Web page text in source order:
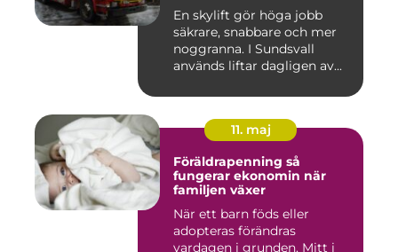
En skylift gör höga jobb
säkrare, snabbare och mer
noggranna. I Sundsvall
används liftar dagligen av...
11. maj
Föräldrapenning så
fungerar ekonomin när
familjen växer
När ett barn föds eller
adopteras förändras
vardagen i grunden. Mitt i